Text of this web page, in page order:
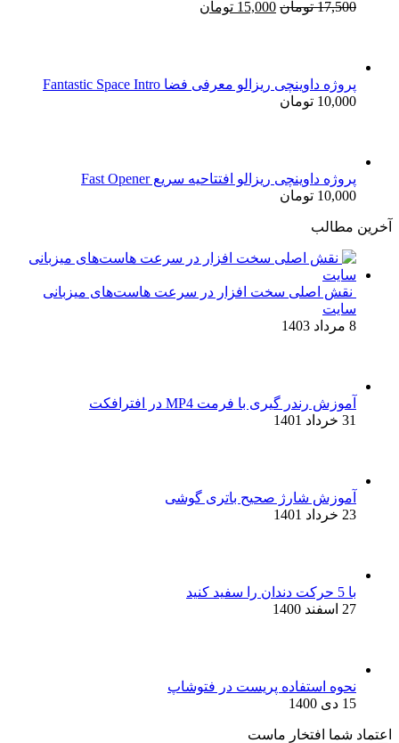
17,500 تومان قیمت
15,000 تومان
پروژه داوینچی ریزالو معرفی فضا Fantastic Space Intro
10,000 تومان
پروژه داوینچی ریزالو افتتاحیه سریع Fast Opener
10,000 تومان
آخرین مطالب
نقش اصلی سخت افزار در سرعت هاست‌های میزبانی
سایت
8 مرداد 1403
آموزش رندر گیری با فرمت MP4 در افترافکت
31 خرداد 1401
آموزش شارژ صحیح باتری گوشی
23 خرداد 1401
با 5 حرکت دندان را سفید کنید
27 اسفند 1400
نحوه استفاده پریست در فتوشاپ
15 دی 1400
اعتماد شما افتخار ماست